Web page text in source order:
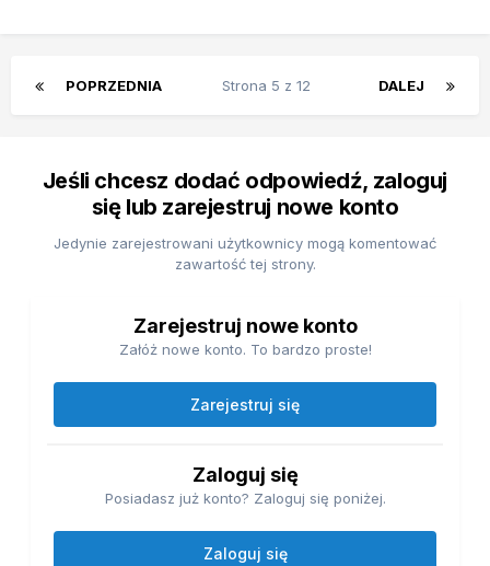
POPRZEDNIA DALEJ
Strona 5 z 12
Jeśli chcesz dodać odpowiedź, zaloguj
się lub zarejestruj nowe konto
Jedynie zarejestrowani użytkownicy mogą komentować
zawartość tej strony.
Zarejestruj nowe konto
Załóż nowe konto. To bardzo proste!
Zarejestruj się
Zaloguj się
Posiadasz już konto? Zaloguj się poniżej.
Zaloguj się